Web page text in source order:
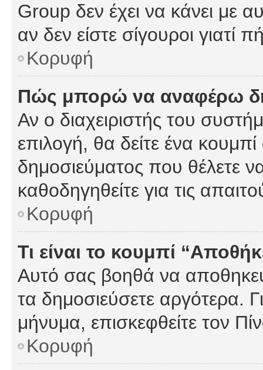
Group δεν έχει να κάνει με
αν δεν είστε σίγουροι γιατί
Κορυφή
Πώς μπορώ να αναφέρω
Αν ο διαχειριστής του
επιλογή, θα δείτε ένα
δημοσιεύματος που θέλετε
καθοδηγηθείτε για τις
Κορυφή
Τι είναι το κουμπί
Αυτό σας βοηθά να
τα δημοσιεύσετε αργότερα.
μήνυμα, επισκεφθείτε τον
Κορυφή